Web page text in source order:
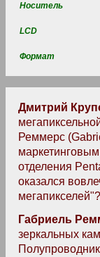
Носитель
LCD
Формат
Дмитрий
Реммерс
отделения
оказался
мегапикселей"?
Габриель
зеркальных